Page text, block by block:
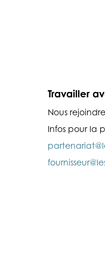
Travailler
Nous rejoindre
Infos pour la